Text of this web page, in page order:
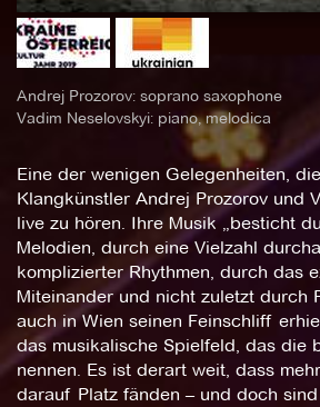
Andrej Prozorov: soprano saxophone
Vadim Neselovskyi: piano, melodica
Eine der wenigen Gelegenheiten,
Klangkünstler Andrej Prozorov und
live zu hören. Ihre Musik „besticht
Melodien, durch eine Vielzahl
komplizierter Rhythmen, durch das
Miteinander und nicht zuletzt durch
auch in Wien seinen Feinschliff
das musikalische Spielfeld, das die
nennen. Es ist derart weit, dass
darauf Platz fänden – und doch